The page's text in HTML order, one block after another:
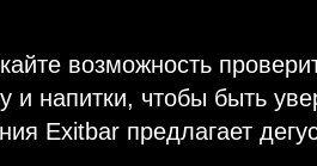
возможность
и напитки, чтобы быть
Exitbar предлагает